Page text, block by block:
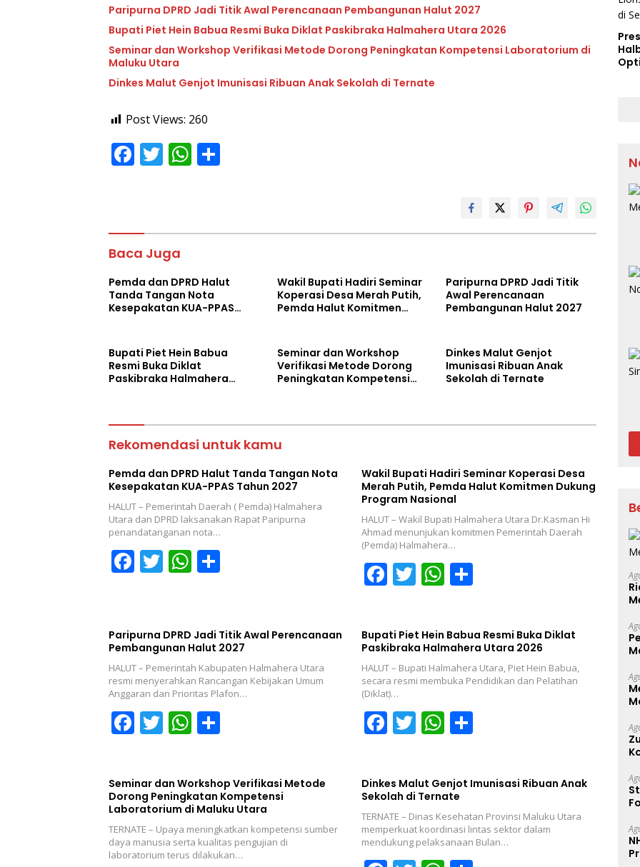
Paripurna DPRD Jadi Titik Awal Perencanaan Pembangunan Halut 2027
Bupati Piet Hein Babua Resmi Buka Diklat Paskibraka Halmahera Utara 2026
Seminar dan Workshop Verifikasi Metode Dorong Peningkatan Kompetensi Laboratorium di
Maluku Utara
Dinkes Malut Genjot Imunisasi Ribuan Anak Sekolah di Ternate
Post Views: 260
F
o
o
k
T W
p
Baca Juga
Pemda dan DPRD Halut
Tanda Tangan Nota
Kesepakatan KUA-PPAS
Wakil Bupati Hadiri Seminar
Koperasi Desa Merah Putih,
Pemda Halut Komitmen
Paripurna DPRD Jadi Titik
Awal Perencanaan
Pembangunan Halut 2027
Bupati Piet Hein Babua
Resmi Buka Diklat
Paskibraka Halmahera
Seminar dan Workshop
Verifikasi Metode Dorong
Peningkatan Kompetensi
Dinkes Malut Genjot
Imunisasi Ribuan Anak
Sekolah di Ternate
Rekomendasi untuk kamu
Pemda dan DPRD Halut Tanda Tangan Nota
Kesepakatan KUA-PPAS Tahun 2027
HALUT – Pemerintah Daerah ( Pemda) Halmahera
Utara dan DPRD laksanakan Rapat Paripurna
penandatanganan nota…
F
b
o
o
k
T
er
W
s
A
p
p
e
Wakil Bupati Hadiri Seminar Koperasi Desa
Merah Putih, Pemda Halut Komitmen Dukung
Program Nasional
HALUT – Wakil Bupati Halmahera Utara Dr.Kasman Hi
Ahmad menunjukan komitmen Pemerintah Daerah
(Pemda) Halmahera…
F
b
o
o
k
T
er
W
s
A
p
p
S
e
Paripurna DPRD Jadi Titik Awal Perencanaan
Pembangunan Halut 2027
HALUT – Pemerintah Kabupaten Halmahera Utara
resmi menyerahkan Rancangan Kebijakan Umum
Anggaran dan Prioritas Plafon…
F
b
o
o
k
T
er
W
s
A
p
p
e
Bupati Piet Hein Babua Resmi Buka Diklat
Paskibraka Halmahera Utara 2026
HALUT – Bupati Halmahera Utara, Piet Hein Babua,
secara resmi membuka Pendidikan dan Pelatihan
(Diklat)…
F
b
o
o
k
T
er
W
s
A
p
p
S
e
Seminar dan Workshop Verifikasi Metode
Dorong Peningkatan Kompetensi
Laboratorium di Maluku Utara
TERNATE – Upaya meningkatkan kompetensi sumber
daya manusia serta kualitas pengujian di
laboratorium terus dilakukan…
Dinkes Malut Genjot Imunisasi Ribuan Anak
Sekolah di Ternate
TERNATE – Dinas Kesehatan Provinsi Maluku Utara
memperkuat koordinasi lintas sektor dalam
mendukung pelaksanaan Bulan…